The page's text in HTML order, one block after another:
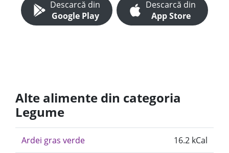
Descarcă din
Google Play
Descarcă din
App Store
Alte alimente din categoria
Legume
Ardei gras verde 16.2 kCal